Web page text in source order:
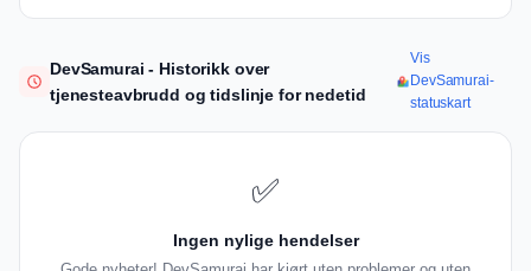
DevSamurai - Historikk over
tjenesteavbrudd og tidslinje for nedetid
Vis
DevSamurai-
statuskart
✅
Ingen nylige hendelser